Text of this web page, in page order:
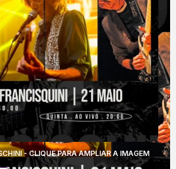
- CLIQUE PARA AMPLIAR A IMAGEM